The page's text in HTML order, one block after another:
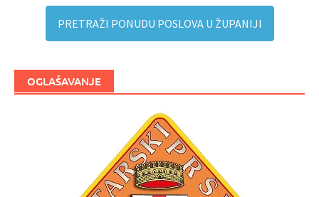
PRETRAŽI PONUDU POSLOVA U ŽUPANIJI
OGLAŠAVANJE